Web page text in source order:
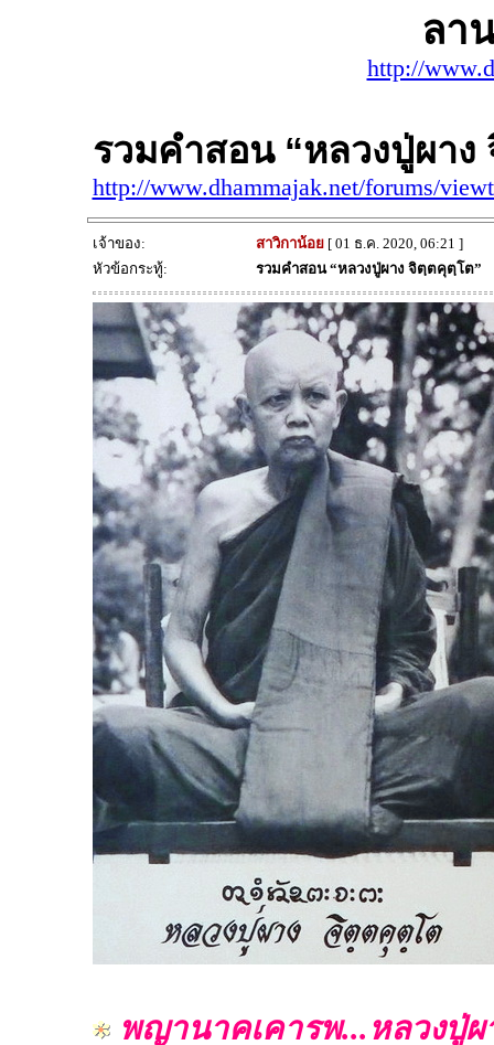
ลา
http://
รวมคำสอน “หลวงปู่ผาง
http://www.dhammajak.net/forums/
เจ้าของ: สาวิกาน้อย[ 01 ธ.ค. 2020, 06:21 ]
หัวข้อกระทู้:
รวมคำสอน “หลวงปู่ผาง จิตฺตคุตฺโต”
พญานาคเคารพ...หลวงปู่ผ